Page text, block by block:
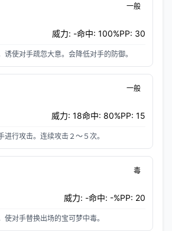
一般
威力: -命中: 100%PP: 30
诱使对手疏忽大意。会降低对手的防御。
一般
威力: 18命中: 80%PP: 15
进行攻击。连续攻击２～５次。
毒
威力: -命中: -%PP: 20
对手替换出场的宝可梦中毒。